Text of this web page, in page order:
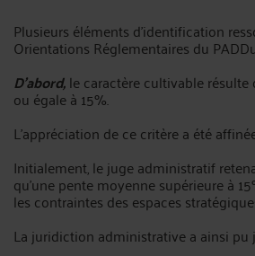
Plusieurs éléments d'identification
Orientations Réglementaires du
D'abord,le caractère cultivable
ou égale à 15%.
L'appréciation de ce critère a été
Initialement, le juge administratif
qu'une pente moyenne supérieure à
les contraintes des espaces
La juridiction administrative a ainsi pu